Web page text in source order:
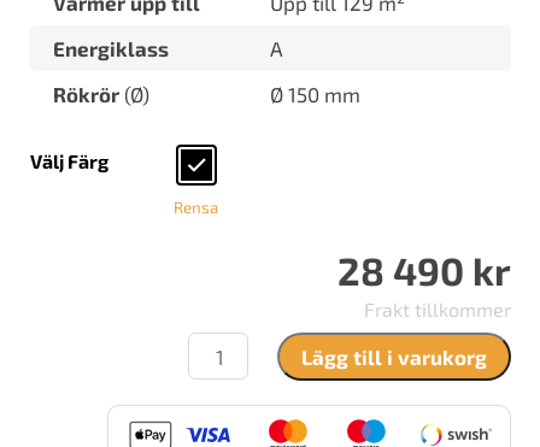
Energiklass
A
Rökrör (Ø) Ø 150 mm
Välj Färg
Rensa
28 490 kr
Frakt tillkommer
JØTUL
HARMONY
Svart
Lägg till i varukorg